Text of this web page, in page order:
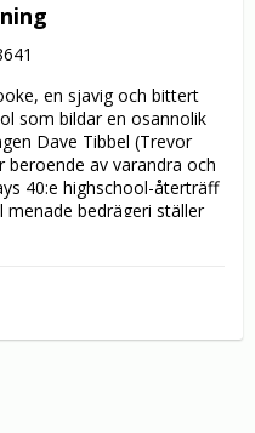
en sjavig och bittert
som bildar en osannolik
Dave Tibbel (Trevor
av varandra och
40:e highschool-återträff
menade bedrägeri ställer